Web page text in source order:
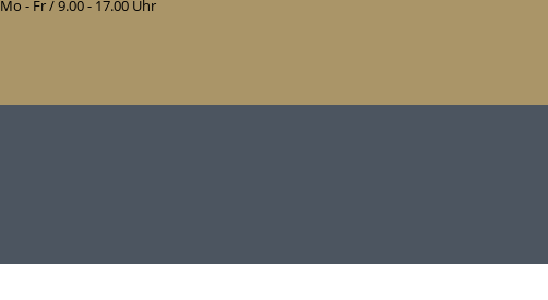
Mo - Fr / 9.00 - 17.00 Uhr